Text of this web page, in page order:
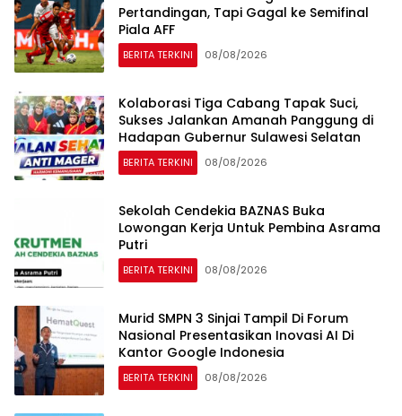
Pertandingan, Tapi Gagal ke Semifinal
Piala AFF
BERITA TERKINI 08/08/2026
Kolaborasi Tiga Cabang Tapak Suci,
Sukses Jalankan Amanah Panggung di
Hadapan Gubernur Sulawesi Selatan
BERITA TERKINI 08/08/2026
Sekolah Cendekia BAZNAS Buka
Lowongan Kerja Untuk Pembina Asrama
Putri
BERITA TERKINI 08/08/2026
Murid SMPN 3 Sinjai Tampil Di Forum
Nasional Presentasikan Inovasi AI Di
Kantor Google Indonesia
BERITA TERKINI 08/08/2026